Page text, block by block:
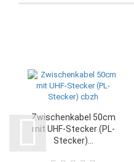
Zwischenkabel 50cm
mit UHF-Stecker (PL-
Stecker)...